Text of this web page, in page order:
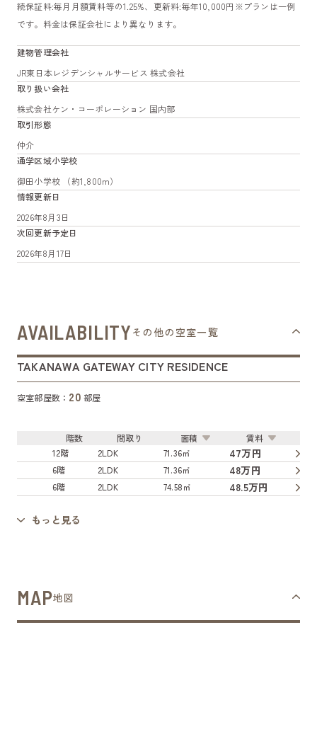
続保証料:毎月月額賃料等の1.25%、更新料:毎年10,000円※プランは一例
です。料金は保証会社により異なります。
建物管理会社
JR東日本レジデンシャルサービス 株式会社
取り扱い会社
株式会社ケン・コーポレーション 国内部
取引形態
仲介
通学区域小学校
御田小学校 （約1,800m）
情報更新日
2026年8月3日
次回更新予定日
2026年8月17日
AVAILABILITY その他の空室一覧
TAKANAWA GATEWAY CITY RESIDENCE
空室部屋数： 20 部屋
階数 間取り 面積
賃料
12階
2LDK 71.36㎡ 47万円
6階 2LDK 71.36㎡ 48万円
6階 2LDK 74.58㎡ 48.5万円
もっと見る
MAP地図